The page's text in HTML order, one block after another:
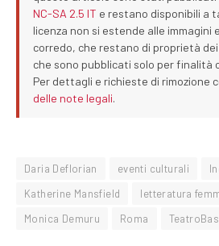
NC-SA 2.5 IT e restano disponibili a
licenza non si estende alle immagini
corredo, che restano di proprietà
che sono pubblicati solo per finalità
Per dettagli e richieste di rimozione
delle note legali.
Daria Deflorian eventi culturali
Katherine Mansfield
letteratura
Monica Demuru
Roma